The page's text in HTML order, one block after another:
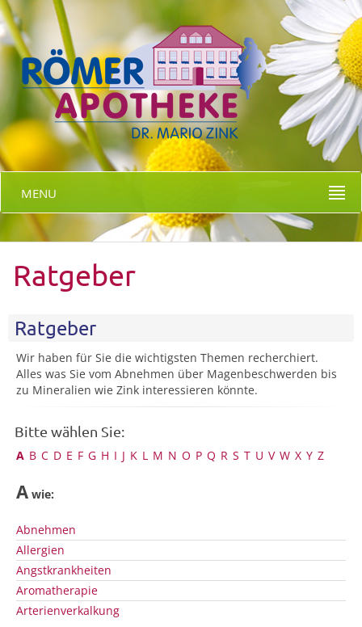
MENU
Ratgeber
Ratgeber
Wir haben für Sie die wichtigsten Themen recherchiert.
Alles was Sie vom Abnehmen über Magenbeschwerden bis
zu Mineralien wie Zink interessieren könnte.
Bitte wählen Sie:
A B C D E F G H I J K L M N O P Q R S T U V W X Y Z
A wie:
Abnehmen
Allergien
Angstkrankheiten
Aromatherapie
Arterienverkalkung